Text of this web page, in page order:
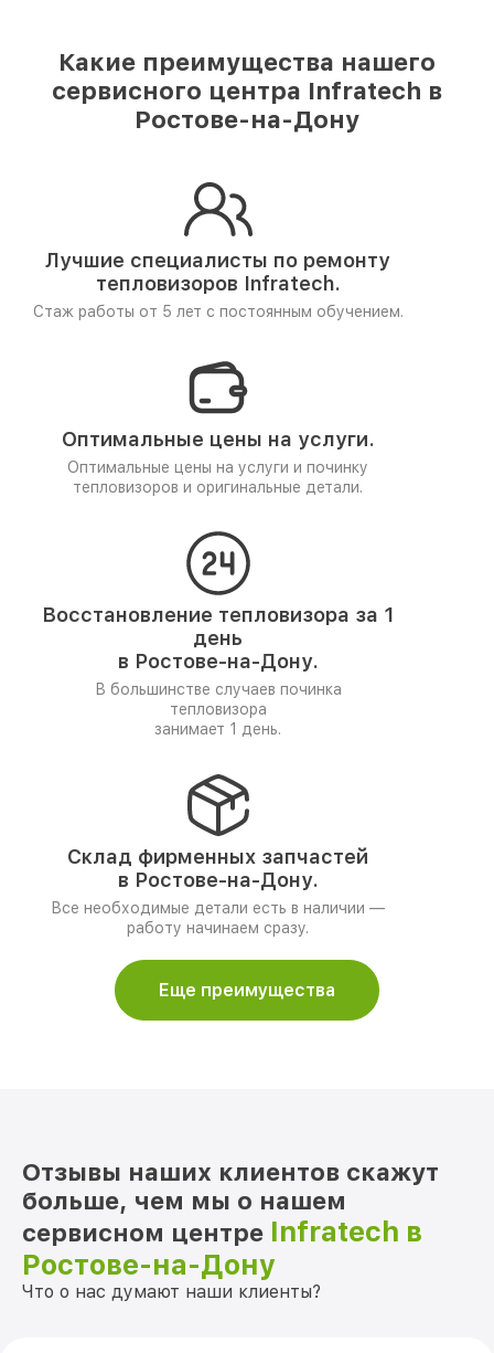
Какие преимущества нашего
сервисного центра Infratech в
Ростове-на-Дону
Лучшие специалисты по ремонту
тепловизоров Infratech.
Стаж работы от 5 лет с постоянным обучением.
Оптимальные цены на услуги.
Оптимальные цены на услуги и починку
тепловизоров и оригинальные детали.
Восстановление тепловизора за 1
день
в Ростове-на-Дону.
В большинстве случаев починка
тепловизора
занимает 1 день.
Склад фирменных запчастей
в Ростове-на-Дону.
Все необходимые детали есть в наличии —
работу начинаем сразу.
Еще преимущества
Отзывы наших клиентов скажут
больше, чем мы о нашем
сервисном центре Infratech в
Ростове-на-Дону
Что о нас думают наши клиенты?